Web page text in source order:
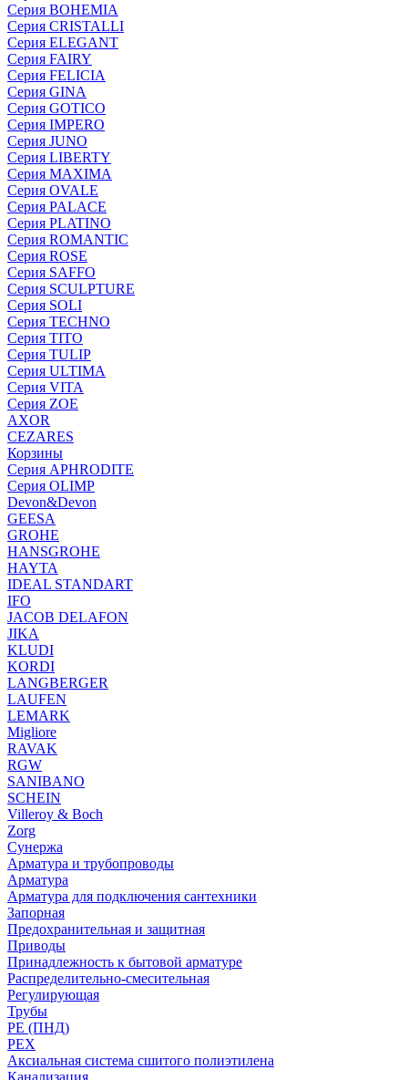
Серия BOHEMIA
Серия CRISTALLI
Серия ELEGANT
Серия FAIRY
Серия FELICIA
Серия GINA
Серия GOTICO
Серия IMPERO
Серия JUNO
Серия LIBERTY
Серия MAXIMA
Серия OVALE
Серия PALACE
Серия PLATINO
Серия ROMANTIC
Серия ROSE
Серия SAFFO
Серия SCULPTURE
Серия SOLI
Серия TECHNO
Серия TITO
Серия TULIP
Серия ULTIMA
Серия VITA
Серия ZOE
AXOR
CEZARES
Корзины
Серия APHRODITE
Серия OLIMP
Devon&Devon
GEESA
GROHE
HANSGROHE
HAYTA
IDEAL STANDART
IFO
JACOB DELAFON
JIKA
KLUDI
KORDI
LANGBERGER
LAUFEN
LEMARK
Migliore
RAVAK
RGW
SANIBANO
SCHEIN
Villeroy & Boch
Zorg
Сунержа
Арматура и трубопроводы
Арматура
Арматура для подключения сантехники
Запорная
Предохранительная и защитная
Приводы
Принадлежность к бытовой арматуре
Распределительно-смесительная
Регулирующая
Трубы
PE (ПНД)
PEX
Аксиальная система сшитого полиэтилена
Канализация